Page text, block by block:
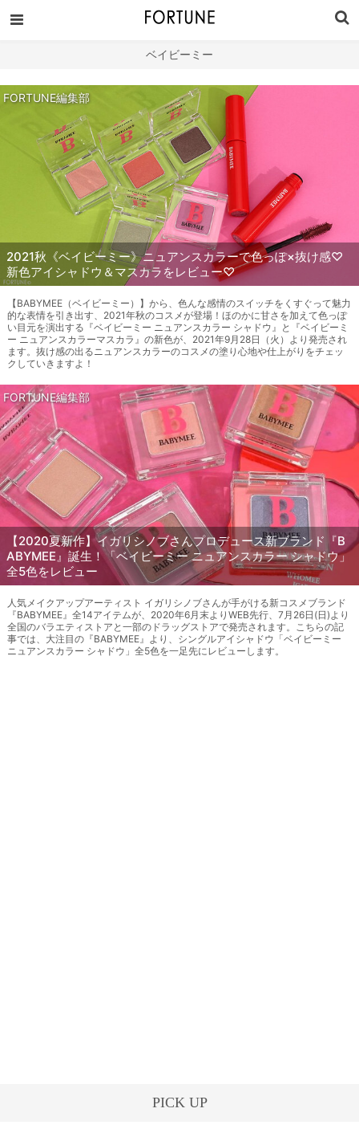
ベイビーミー
FORTUNE編集部
2021秋《ベイビーミー》ニュアンスカラーで色っぽ×抜け感♡
新色アイシャドウ＆マスカラをレビュー♡
【BABYMEE（ベイビーミー）】から、色んな感情のスイッチをくすぐって魅力
的な表情を引き出す、2021年秋のコスメが登場！ほのかに甘さを加えて色っぽ
い目元を演出する『ベイビーミー ニュアンスカラー シャドウ』と『ベイビーミ
ー ニュアンスカラーマスカラ』の新色が、2021年9月28日（火）より発売され
ます。抜け感の出るニュアンスカラーのコスメの塗り心地や仕上がりをチェッ
クしていきますよ！
FORTUNE編集部
【2020夏新作】イガリシノブさんプロデュース新ブランド『B
ABYMEE』誕生！「ベイビーミー ニュアンスカラー シャドウ」
全5色をレビュー
人気メイクアップアーティスト イガリシノブさんが手がける新コスメブランド
『BABYMEE』全14アイテムが、2020年6月末よりWEB先行、7月26日(日)より
全国のバラエティストアと一部のドラッグストアで発売されます。こちらの記
事では、大注目の『BABYMEE』より、シングルアイシャドウ「ベイビーミー
ニュアンスカラー シャドウ」全5色を一足先にレビューします。
PICK UP